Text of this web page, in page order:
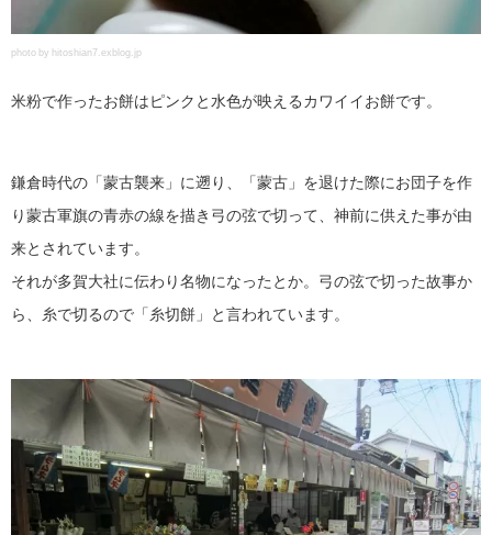
photo by hitoshian7.exblog.jp
米粉で作ったお餅はピンクと水色が映えるカワイイお餅です。
鎌倉時代の「蒙古襲来」に遡り、「蒙古」を退けた際にお団子を作
り蒙古軍旗の青赤の線を描き弓の弦で切って、神前に供えた事が由
来とされています。
それが多賀大社に伝わり名物になったとか。弓の弦で切った故事か
ら、糸で切るので「糸切餅」と言われています。